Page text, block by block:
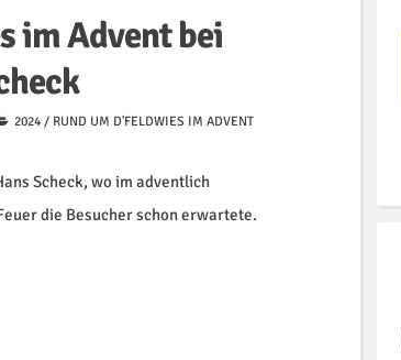
im Advent bei
2024 / RUND UM D'FELDWIES IM ADVENT
Scheck, wo im adventlich
die Besucher schon erwartete.